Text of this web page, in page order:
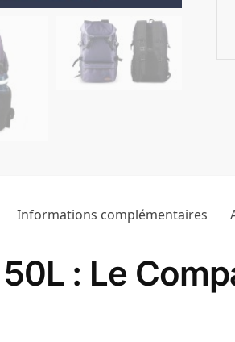
Informations complémentaires
: Le